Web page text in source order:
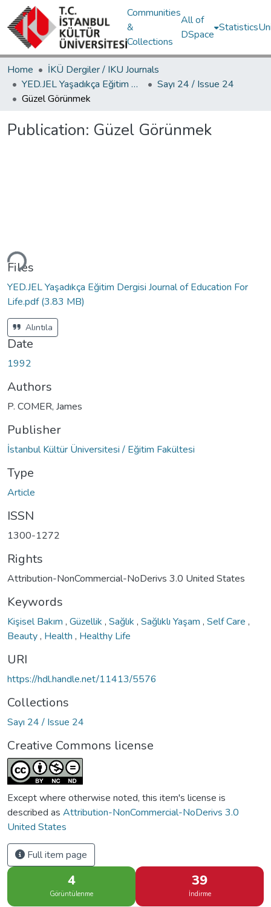
Communities
&
Collections
All of
DSpace
Statistics
Home
İKÜ Dergiler / IKU Journals
YED.JEL Yaşadıkça Eğitim Dergisi / Journal of Education For Life
Sayı 24 / Issue 24
Güzel Görünmek
Publication: Güzel Görünmek
Files
YED.JEL Yaşadıkça Eğitim Dergisi Journal of Education For
Life.pdf(3.83 MB)
Alıntıla
Date
1992
Authors
P. COMER, James
Publisher
İstanbul Kültür Üniversitesi / Eğitim Fakültesi
Type
Article
ISSN
1300-1272
Rights
Attribution-NonCommercial-NoDerivs 3.0 United States
Keywords
Kişisel Bakım , Güzellik , Sağlık , Sağlıklı Yaşam , Self Care ,
Beauty, Health , Healthy Life
URI
https://hdl.handle.net/11413/5576
Collections
Sayı 24 / Issue 24
Creative Commons license
Except where otherwise noted, this item's license is
described as Attribution-NonCommercial-NoDerivs 3.0
United States
Full item page
4
Görüntülenme
39
İndirme